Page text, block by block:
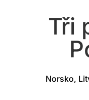
Tři
Norsko,